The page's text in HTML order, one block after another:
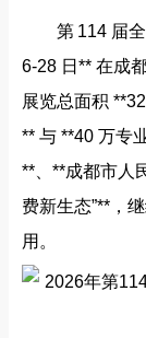
第 114 届
6‑28 日** 在成
展览总面积
** 与 **40 万专
**、**成都市人
费新生态”**，
用。